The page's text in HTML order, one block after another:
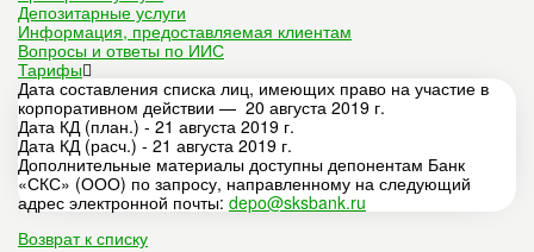
Депозитарные услуги
Информация, предоставляемая клиентам
Вопросы и ответы по ИИС
Тарифы
Дата составления списка лиц, имеющих право на участие в
корпоративном действии — 20 августа 2019 г.
Дата КД (план.) - 21 августа 2019 г.
Дата КД (расч.) - 21 августа 2019 г.
Дополнительные материалы доступны депонентам Банк
«СКС» (ООО) по запросу, направленному на следующий
адрес электронной почты: depo@sksbank.ru
Возврат к списку